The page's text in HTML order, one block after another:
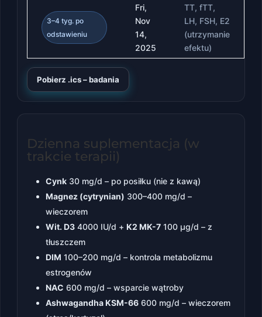
3–4 tyg. po
odstawieniu
Fri,
Nov
14,
2025
TT, fTT,
LH, FSH, E2
(utrzymanie
efektu)
Pobierz .ics – badania
Dzienna suplementacja (w
trakcie terapii)
Cynk 30 mg/d – po posiłku (nie z kawą)
Magnez (cytrynian) 300–400 mg/d –
wieczorem
Wit. D3 4000 IU/d + K2 MK-7 100 µg/d – z
tłuszczem
DIM 100–200 mg/d – kontrola metabolizmu
estrogenów
NAC 600 mg/d – wsparcie wątroby
Ashwagandha KSM-66 600 mg/d – wieczorem